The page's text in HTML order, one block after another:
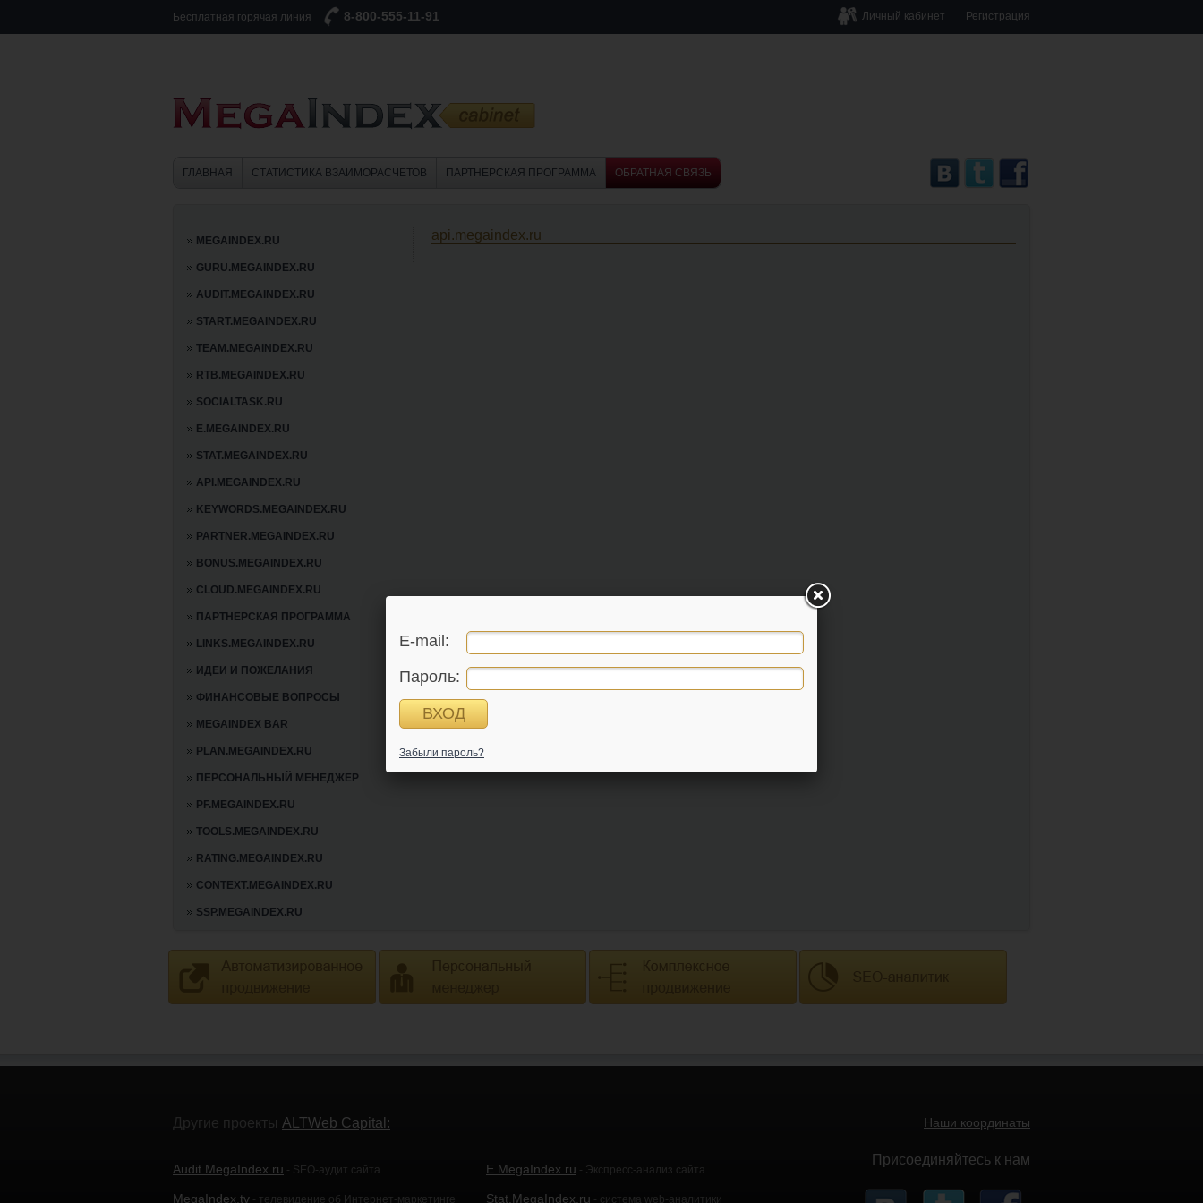
Бесплатная горячая линия 8-800-555-11-91 Личный кабинет Регистрация
ГЛАВНАЯ СТАТИСТИКА ВЗАИМОРАСЧЕТОВ ПАРТНЕРСКАЯ ПРОГРАММА ОБРАТНАЯ СВЯЗЬ
MEGAINDEX.RU
GURU.MEGAINDEX.RU
AUDIT.MEGAINDEX.RU
START.MEGAINDEX.RU
TEAM.MEGAINDEX.RU
RTB.MEGAINDEX.RU
SOCIALTASK.RU
E.MEGAINDEX.RU
STAT.MEGAINDEX.RU
API.MEGAINDEX.RU
KEYWORDS.MEGAINDEX.RU
PARTNER.MEGAINDEX.RU
BONUS.MEGAINDEX.RU
CLOUD.MEGAINDEX.RU
ПАРТНЕРСКАЯ ПРОГРАММА
LINKS.MEGAINDEX.RU
ИДЕИ И ПОЖЕЛАНИЯ
ФИНАНСОВЫЕ ВОПРОСЫ
MEGAINDEX BAR
PLAN.MEGAINDEX.RU
ПЕРСОНАЛЬНЫЙ МЕНЕДЖЕР
PF.MEGAINDEX.RU
TOOLS.MEGAINDEX.RU
RATING.MEGAINDEX.RU
CONTEXT.MEGAINDEX.RU
SSP.MEGAINDEX.RU
api.megaindex.ru
Другие проекты ALTWeb Capital:
Audit.MegaIndex.ru - SEO-аудит сайта
MegaIndex.tv - телевидение об Интернет-маркетинге
E.MegaIndex.ru - Экспресс-анализ сайта
Stat.MegaIndex.ru - система web-аналитики
Наши координаты
Присоединяйтесь к нам
E-mail:
Пароль:
Забыли пароль?